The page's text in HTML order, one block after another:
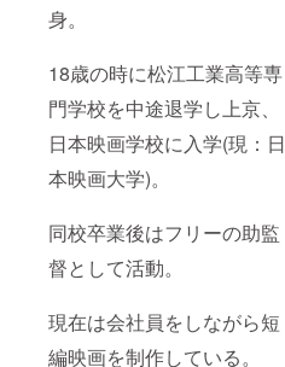
身。
18歳の時に松江工業高等専
門学校を中途退学し上京、
日本映画学校に入学(現：日
本映画大学)。
同校卒業後はフリーの助監
督として活動。
現在は会社員をしながら短
編映画を制作している。